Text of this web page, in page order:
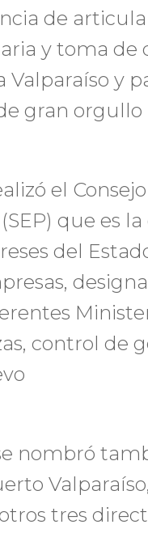
de
y toma de
Valparaíso y
gran orgullo
el
que es
del
control de
nombró
tres